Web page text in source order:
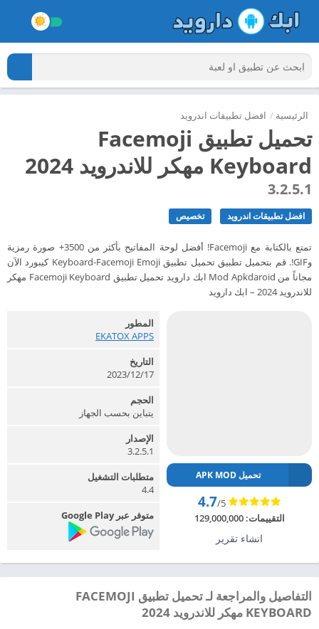
الرئيسية / افضل تطبيقات اندرويد
تحميل تطبيق Facemoji
Keyboard مهكر للاندرويد 2024
3.2.5.1
افضل تطبيقات اندرويد تخصيص
تمتع بالكتابة مع Facemoji! أفضل لوحة المفاتيح بأكثر من 3500+ صورة رمزية
وGIF!. قم بتحميل تطبيق تحميل تطبيق Keyboard-Facemoji Emoji كيبورد الآن
مجاناً من Mod Apkdaroid ابك دارويد تحميل تطبيق Facemoji Keyboard مهكر
للاندرويد 2024 – ابك دارويد
تحميل APK MOD
4.7/5
التقييمات:129,000,000
انشاء تقرير
المطور
EKATOX APPS‏
التاريخ
2023/12/17
الحجم
يتباين بحسب الجهاز
الإصدار
3.2.5.1
متطلبات التشغيل
4.4
متوفر عبر Google Play
التفاصيل والمراجعة لـ تحميل تطبيق FACEMOJI
KEYBOARD مهكر للاندرويد 2024